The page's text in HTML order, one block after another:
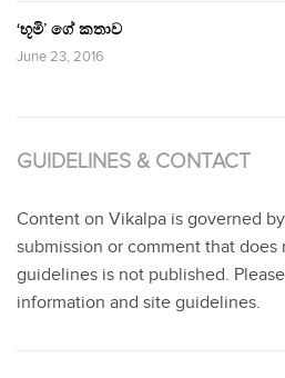
‘භූමි’ ගේ කතාව
June 23, 2016
GUIDELINES & CONTACT
Content on Vikalpa is governed
submission or comment that does
guidelines is not published.
information and site guidelines.